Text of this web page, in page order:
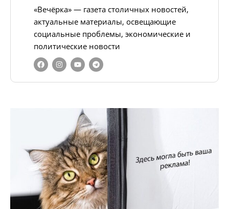
«Вечёрка» — газета столичных новостей,
актуальные материалы, освещающие
социальные проблемы, экономические и
политические новости